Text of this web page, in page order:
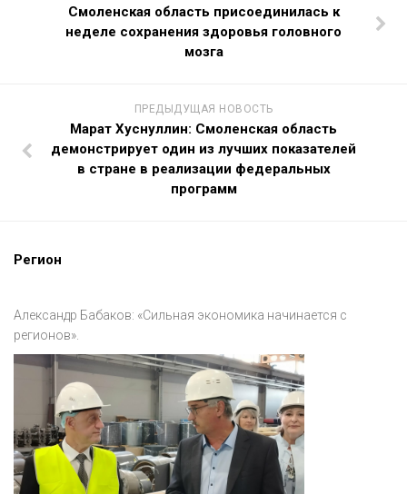
Смоленская область присоединилась к
неделе сохранения здоровья головного
мозга
ПРЕДЫДУЩАЯ НОВОСТЬ
Марат Хуснуллин: Смоленская область
демонстрирует один из лучших показателей
в стране в реализации федеральных
программ
Регион
Александр Бабаков: «Сильная экономика начинается с
регионов».